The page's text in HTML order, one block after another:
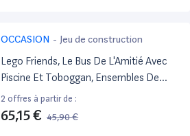
OCCASION - Jeu de construction
Lego Friends, Le Bus De L'Amitié Avec
Piscine Et Toboggan, Ensembles De
Vacances D'Été Pour 8 Ans Et Plus, 88
Pièces, 41395
2 offres à partir de :
65,15 € 45,90 €